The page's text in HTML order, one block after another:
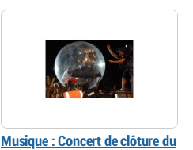
Musique : Concert de clôture du